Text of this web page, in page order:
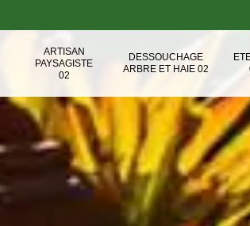
ARTISAN
PAYSAGISTE
02
DESSOUCHAGE
ARBRE ET HAIE 02